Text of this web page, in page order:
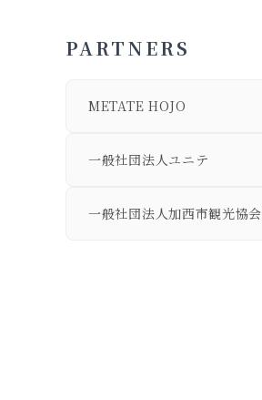
PARTNERS
METATE HOJO
一般社団法人ユニテ
一般社団法人加西市観光協会